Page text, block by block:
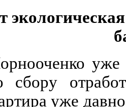
уже
сбору
уже